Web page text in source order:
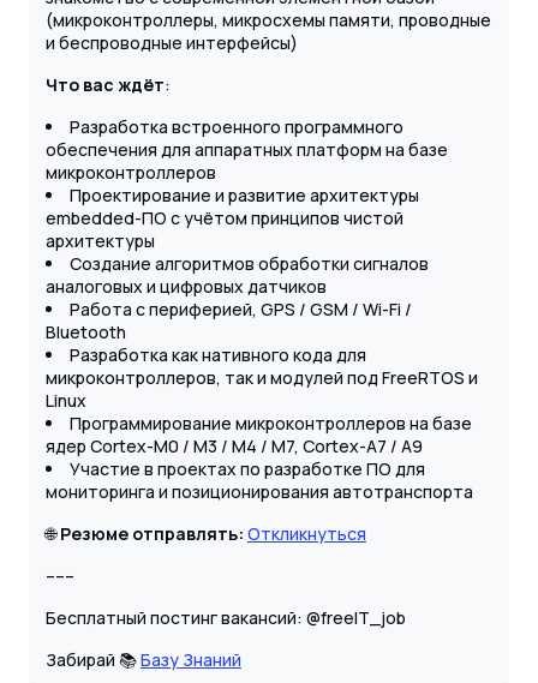
(микроконтроллеры, микросхемы памяти, проводные
и беспроводные интерфейсы)
Что вас ждёт:
Разработка встроенного программного
обеспечения для аппаратных платформ на базе
микроконтроллеров
Проектирование и развитие архитектуры
embedded-ПО с учётом принципов чистой
архитектуры
Создание алгоритмов обработки сигналов
аналоговых и цифровых датчиков
Работа с периферией, GPS / GSM / Wi-Fi /
Bluetooth
Разработка как нативного кода для
микроконтроллеров, так и модулей под FreeRTOS и
Linux
Программирование микроконтроллеров на базе
ядер Cortex-M0 / M3 / M4 / M7, Cortex-A7 / A9
Участие в проектах по разработке ПО для
мониторинга и позиционирования автотранспорта
🌐Резюме отправлять: Откликнуться
–––
Бесплатный постинг вакансий: @freeIT_job
Забирай 📚Базу Знаний